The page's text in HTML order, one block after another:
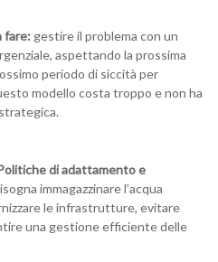
fare: gestire il problema con un
aspettando la prossima
periodo di siccità per
modello costa troppo e non ha
di adattamento e
immagazzinare l’acqua
le infrastrutture, evitare
una gestione efficiente delle